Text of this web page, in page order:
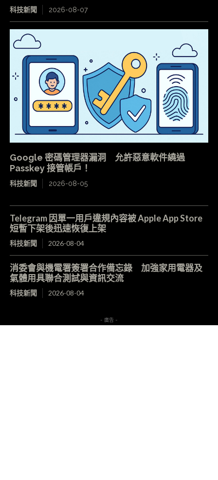
科技新聞 2026-08-07
Google 密碼管理器漏洞 允許惡意軟件繞過
Passkey 接管帳戶！
科技新聞 2026-08-05
Telegram 因單一用戶違規內容被 Apple App Store
短暫下架後迅速恢復上架
科技新聞 2026-08-04
消委會與機電署簽署合作備忘錄 加強家用電器及
氣體用具聯合測試與資訊交流
科技新聞 2026-08-04
- 廣告 -